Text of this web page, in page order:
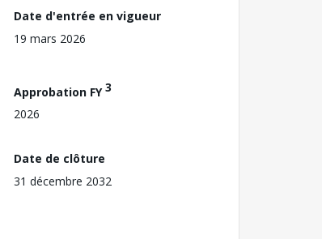
Date d'entrée en vigueur
19 mars 2026
Approbation FY3
2026
Date de clôture
31 décembre 2032